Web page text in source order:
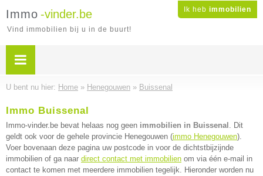
Ik heb immobilien
Immo -vinder.be
Vind immobilien bij u in de buurt!
U bent nu hier: Home » Henegouwen » Buissenal
Immo Buissenal
Immo-vinder.be bevat helaas nog geen immobilien in Buissenal . Dit
geldt ook voor de gehele provincie Henegouwen (immo Henegouwen).
Voer bovenaan deze pagina uw postcode in voor de dichtstbijzijnde
immobilien of ga naar direct contact met immobilien om via één e-mail in
contact te komen met meerdere immobilien tegelijk. Hieronder worden nu